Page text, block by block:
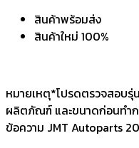
สินค้าพร้อมส่ง
สินค้าใหม่ 100%
หมายเหตุ*โปรดตรวจสอบ
ผลิตภัณฑ์ และขนาดก่อนทำก
ข้อความ JMT Autoparts